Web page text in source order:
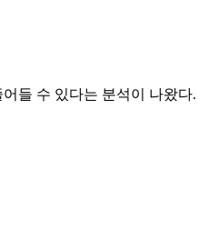
들 수 있다는 분석이 나왔다.